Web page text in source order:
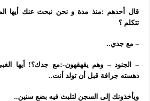
قال أحدهم :منذ مدة و نحن نبحث عنك أيها
تتكلم ؟
– مع جدي..
– الجنود – وهم يقهقهون-:مع جدك؟! أيها
دهسته جرافة قبل أن تولد أنت..
ويأخذونك إلى السجن لتلبث فيه بضع سنين..